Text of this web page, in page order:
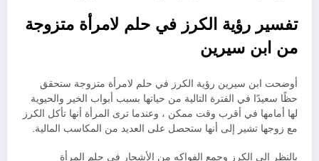
تفسير رؤية الكرز في حلم لامرأة متزوجة
من ابن سيرين
أوضحت ابن سيرين رؤية الكرز في حلم لامرأة متزوجة ستحقق
حظًا سعيدًا في الفترة التالية من حياتها بسبب أبواب الخير والحيوية
لها أمامها في أقرب وقت ممكن ، وعندما ترى المرأة أنها تأكل الكرز
مع زوجها تشير إلى أنها ستحصل على العديد من المكاسب المالية.
بالنظر إلى الكرز وجمع الفواكه من الأشجار في حلم المرأة